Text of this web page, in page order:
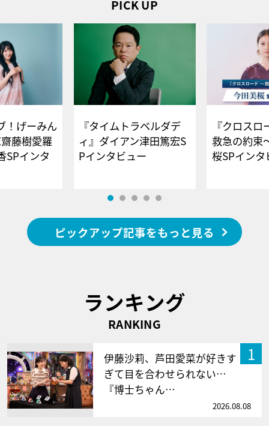
PICK UP
！げーみん
藤樹愛羅
SPインタ
『タイムトラベルダデ
ィ』ダイアン津田篤宏S
Pインタビュー
『クロス
救急の約束
桜SPイ
ピックアップ記事をもっと見る
ランキング
RANKING
1
伊藤沙莉、芦田愛菜が好きす
ぎて目を合わせられない…
『博士ちゃん…
2026.08.08